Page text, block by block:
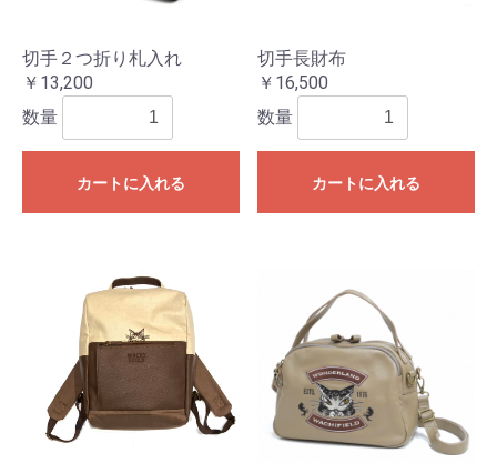
切手２つ折り札入れ
￥13,200
数量
カートに入れる
切手長財布
￥16,500
数量
カートに入れる